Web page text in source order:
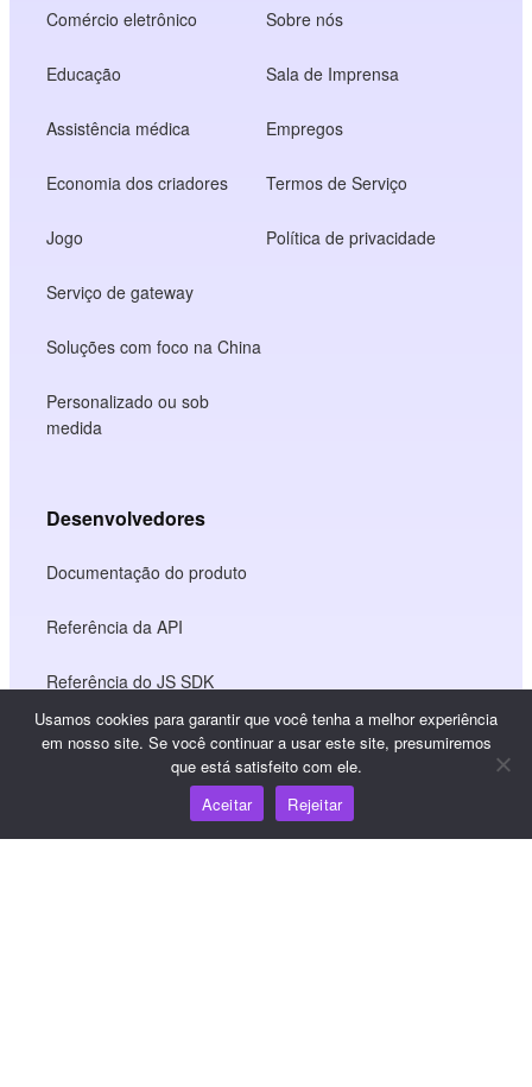
Comércio eletrônico
Educação
Assistência médica
Economia dos criadores
Jogo
Serviço de gateway
Soluções com foco na China
Personalizado ou sob
medida
Sobre nós
Sala de Imprensa
Empregos
Termos de Serviço
Política de privacidade
Desenvolvedores
Documentação do produto
Referência da API
Referência do JS SDK
Centro de conhecimento
Usamos cookies para garantir que você tenha a melhor experiência
em nosso site. Se você continuar a usar este site, presumiremos
que está satisfeito com ele.
Aceitar
Rejeitar